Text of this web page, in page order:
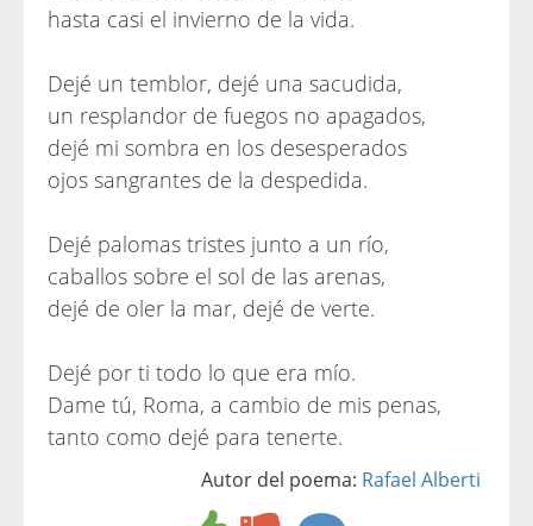
hasta casi el invierno de la vida.
Dejé un temblor, dejé una sacudida,
un resplandor de fuegos no apagados,
dejé mi sombra en los desesperados
ojos sangrantes de la despedida.
Dejé palomas tristes junto a un río,
caballos sobre el sol de las arenas,
dejé de oler la mar, dejé de verte.
Dejé por ti todo lo que era mío.
Dame tú, Roma, a cambio de mis penas,
tanto como dejé para tenerte.
Autor del poema: Rafael Alberti